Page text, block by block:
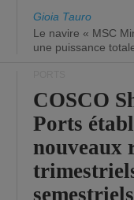
Gioia Tauro
Le navire « MSC
une puissance
COSCO
Ports
nouveaux